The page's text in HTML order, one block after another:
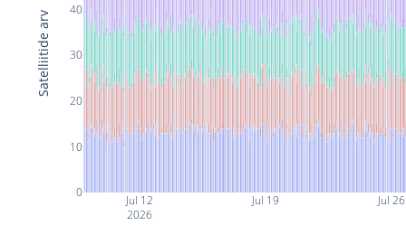
Jul 12
2026
Jul 19 Jul 26
0
10
20
30
40
Satelliitide arv